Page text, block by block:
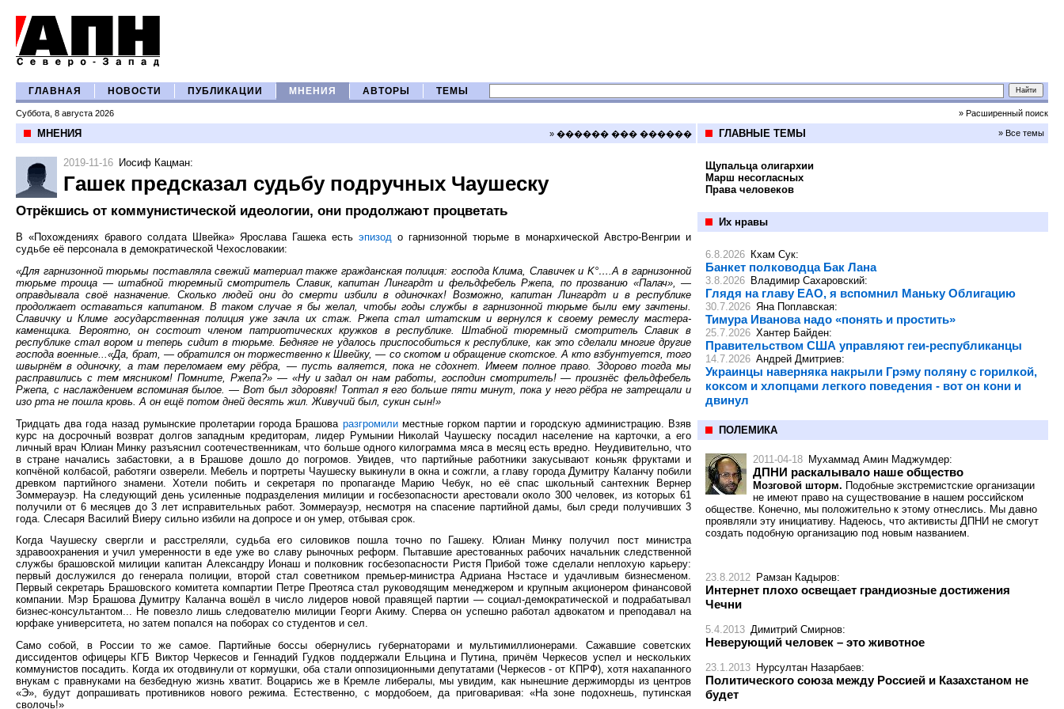
ГЛАВНАЯ НОВОСТИ ПУБЛИКАЦИИ МНЕНИЯ АВТОРЫ ТЕМЫ
Суббота, 8 августа 2026 » Расширенный поиск
МНЕНИЯ » ������ ��� ������
2019-11-16 Иосиф Кацман:
Гашек предсказал судьбу подручных Чаушеску
Отрёкшись от коммунистической идеологии, они продолжают процветать
В «Похождениях бравого солдата Швейка» Ярослава Гашека есть эпизод о гарнизонной тюрьме в монархической Австро-Венгрии и
судьбе её персонала в демократической Чехословакии:
«Для гарнизонной тюрьмы поставляла свежий материал также гражданская полиция: господа Клима, Славичек и K°….А в гарнизонной
тюрьме троица — штабной тюремный смотритель Славик, капитан Лингардт и фельдфебель Ржепа, по прозванию «Палач», —
оправдывала своё назначение. Сколько людей они до смерти избили в одиночках! Возможно, капитан Лингардт и в республике
продолжает оставаться капитаном. В таком случае я бы желал, чтобы годы службы в гарнизонной тюрьме были ему зачтены.
Славичку и Климе государственная полиция уже зачла их стаж. Ржепа стал штатским и вернулся к своему ремеслу мастера-
каменщика. Вероятно, он состоит членом патриотических кружков в республике. Штабной тюремный смотритель Славик в
республике стал вором и теперь сидит в тюрьме. Бедняге не удалось приспособиться к республике, как это сделали многие другие
господа военные...«Да, брат, — обратился он торжественно к Швейку, — со скотом и обращение скотское. А кто взбунтуется, того
швырнём в одиночку, а там переломаем ему рёбра, — пусть валяется, пока не сдохнет. Имеем полное право. Здорово тогда мы
расправились с тем мясником! Помните, Ржепа?» — «Ну и задал он нам работы, господин смотритель! — произнёс фельдфебель
Ржепа, с наслаждением вспоминая былое. — Вот был здоровяк! Топтал я его больше пяти минут, пока у него рёбра не затрещали и
изо рта не пошла кровь. А он ещё потом дней десять жил. Живучий был, сукин сын!»
Тридцать два года назад румынские пролетарии города Брашова разгромилиместные горком партии и городскую администрацию. Взяв
курс на досрочный возврат долгов западным кредиторам, лидер Румынии Николай Чаушеску посадил население на карточки, а его
личный врач Юлиан Минку разъяснил соотечественникам, что больше одного килограмма мяса в месяц есть вредно. Неудивительно, что
в стране начались забастовки, а в Брашове дошло до погромов. Увидев, что партийные работники закусывают коньяк фруктами и
копчёной колбасой, работяги озверели. Мебель и портреты Чаушеску выкинули в окна и сожгли, а главу города Думитру Каланчу побили
древком партийного знамени. Хотели побить и секретаря по пропаганде Марию Чебук, но её спас школьный сантехник Вернер
Зоммерауэр. На следующий день усиленные подразделения милиции и госбезопасности арестовали около 300 человек, из которых 61
получили от 6 месяцев до 3 лет исправительных работ. Зоммерауэр, несмотря на спасение партийной дамы, был среди получивших 3
года. Слесаря Василий Виеру сильно избили на допросе и он умер, отбывая срок.
Когда Чаушеску свергли и расстреляли, судьба его силовиков пошла точно по Гашеку. Юлиан Минку получил пост министра
здравоохранения и учил умеренности в еде уже во славу рыночных реформ. Пытавшие арестованных рабочих начальник следственной
службы брашовской милиции капитан Александру Ионаш и полковник госбезопасности Ристя Прибой тоже сделали неплохую карьеру:
первый дослужился до генерала полиции, второй стал советником премьер-министра Адриана Нэстасе и удачливым бизнесменом.
Первый секретарь Брашовского комитета компартии Петре Преотяса стал руководящим менеджером и крупным акционером финансовой
компании. Мэр Брашова Думитру Каланча вошёл в число лидеров новой правящей партии — cоциал-демократической и подрабатывал
бизнес-консультантом... Не повезло лишь следователю милиции Георги Акиму. Сперва он успешно работал адвокатом и преподавал на
юрфаке университета, но затем попался на поборах со студентов и сел.
Само собой, в России то же самое. Партийные боссы обернулись губернаторами и мультимиллионерами. Сажавшие советских
диссидентов офицеры КГБ Виктор Черкесов и Геннадий Гудков поддержали Ельцина и Путина, причём Черкесов успел и нескольких
коммунистов посадить. Когда их отодвинули от кормушки, оба стали оппозиционными депутатами (Черкесов - от КПРФ), хотя нахапанного
внукам с правнуками на безбедную жизнь хватит. Воцарись же в Кремле либералы, мы увидим, как нынешние держиморды из центров
«Э», будут допрашивать противников нового режима. Естественно, с мордобоем, да приговаривая: «На зоне подохнешь, путинская
сволочь!»
ГЛАВНЫЕ ТЕМЫ » Все темы
Щупальца олигархии
Марш несогласных
Права человеков
Их нравы
6.8.2026 Кхам Сук:
Банкет полководца Бак Лана
3.8.2026 Владимир Сахаровский:
Глядя на главу ЕАО, я вспомнил Маньку Облигацию
30.7.2026 Яна Поплавская:
Тимура Иванова надо «понять и простить»
25.7.2026 Хантер Байден:
Правительством США управляют геи-республиканцы
14.7.2026 Андрей Дмитриев:
Украинцы наверняка накрыли Грэму поляну с горилкой,
коксом и хлопцами легкого поведения - вот он кони и
двинул
ПОЛЕМИКА
2011-04-18 Мухаммад Амин Маджумдер:
ДПНИ раскалывало наше общество
Мозговой шторм. Подобные экстремистские организации
не имеют право на существование в нашем российском
обществе. Конечно, мы положительно к этому отнеслись. Мы давно
проявляли эту инициативу. Надеюсь, что активисты ДПНИ не смогут
создать подобную организацию под новым названием.
23.8.2012 Рамзан Кадыров:
Интернет плохо освещает грандиозные достижения
Чечни
5.4.2013 Димитрий Смирнов:
Неверующий человек – это животное
23.1.2013 Нурсултан Назарбаев:
Политического союза между Россией и Казахстаном не
будет